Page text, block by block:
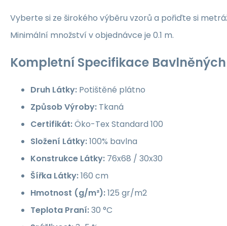
Vyberte si ze širokého výběru vzorů a pořiďte si
Minimální množství v objednávce je 0.1 m.
Kompletní Specifikace
Druh Látky: Potištěné plátno
Způsob Výroby: Tkaná
Certifikát:Öko-Tex Standard 100
Složení Látky:100% bavlna
Konstrukce Látky: 76x68 / 30x30
Šířka Látky:160 cm
Hmotnost (g/m²):125 gr/m2
Teplota Praní:30 °C